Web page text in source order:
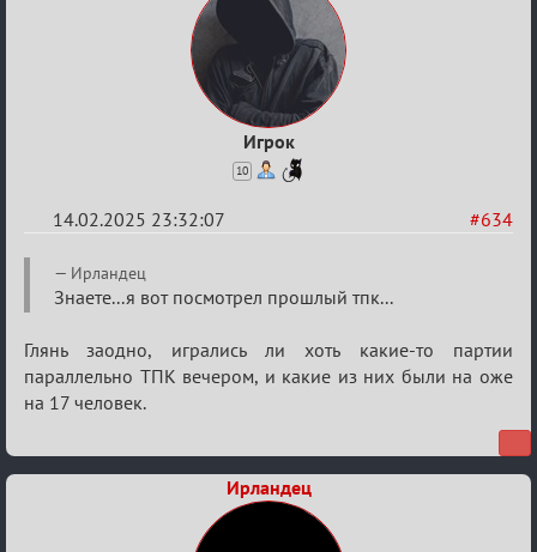
Игрок
10
#634
14.02.2025 23:32:07
Re:
Кровавая
Ирландец
Знаете...я вот посмотрел прошлый тпк...
Глянь заодно, игрались ли хоть какие-то партии
параллельно ТПК вечером, и какие из них были на оже
на 17 человек.
Ирландец